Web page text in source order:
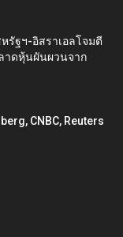
รัฐฯ-อิสราเอลโจมตี
าดหุ้นผันผวนจาก
CNBC, Reuters